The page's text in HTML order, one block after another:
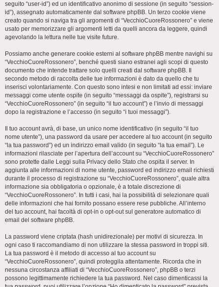
seguito “user-id”) ed un identificativo anonimo di sessione (in seguito “session-
id”), assegnato automaticamente dal software phpBB. Un terzo cookie viene
creato quando si naviga tra gli argomenti di “VecchioCuoreRossonero” e viene
usato per memorizzare gli argomenti letti da quelli ancora da leggere, quindi
agevolando la lettura nelle tue visite future.
Possiamo anche generare cookie esterni al software phpBB mentre navighi su
“VecchioCuoreRossonero”, benché questi siano estranei agli scopi di questo
documento che intende trattare solo quelli creati dal software phpBB. Il
secondo metodo di raccolta delle tue informazioni è dato da quello che tu
inserisci volontariamente. Con questo sono intesi e non limitati ad essi: inviare
messaggi come utente ospite (in seguito “messaggi da ospite”), registrarsi su
“VecchioCuoreRossonero” (in seguito “il tuo account”) e l’invio di messaggi
dopo la registrazione e l’accesso (in seguito “i tuoi messaggi”).
Il tuo account avrà, di base, un unico nome identificativo (in seguito “il tuo
nome utente”), una password da usare per accedere al tuo account (in seguito
“la tua password”) ed un indirizzo email valido (in seguito “la tua email”). Le
informazioni rilasciate per l’apertura dell’account su “VecchioCuoreRossonero”
sono protette dalle Leggi sulla Privacy dello Stato che ospita il server. In
aggiunta alle informazioni di nome utente, password ed indirizzo email richiesti
durante il processo di registrazione su “VecchioCuoreRossonero”, quale altra
informazione sia obbligatoria o opzionale, è a totale discrezione di
“VecchioCuoreRossonero”. In tutti i casi, hai la possibilità di selezionare quali
delle informazioni che hai fornito possano essere rese pubbliche. All’interno
del tuo account, hai facoltà di opt-in o opt-out sul generatore automatico di
email del software phpBB.
La password viene criptata (hash unidirezionale) per motivi di sicurezza. In
ogni caso ti raccomandiamo di non utilizzare la stessa password in troppi siti.
La tua password è il metodo di accesso al tuo account su
“VecchioCuoreRossonero”, quindi proteggila attentamente. Ricorda che in
nessuna circostanza affiliati di “VecchioCuoreRossonero”, phpBB o terzi
possono legittimamente richiedere la tua password. Nel caso dimenticassi la